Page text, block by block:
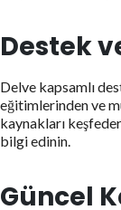
Destek
Delve kapsamlı
eğitimlerinden ve
kaynakları
bilgi edinin.
Güncel